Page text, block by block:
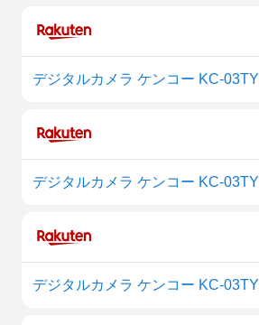
デジタルカメラ ケンコー KC-03TY
デジタルカメラ ケンコー KC-03TY
デジタルカメラ ケンコー KC-03TY